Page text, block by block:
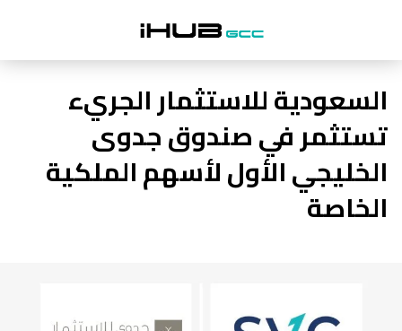
السعودية للاستثمار الجريء
تستثمر في صندوق جدوى
الخليجي الأول لأسهم الملكية
الخاصة